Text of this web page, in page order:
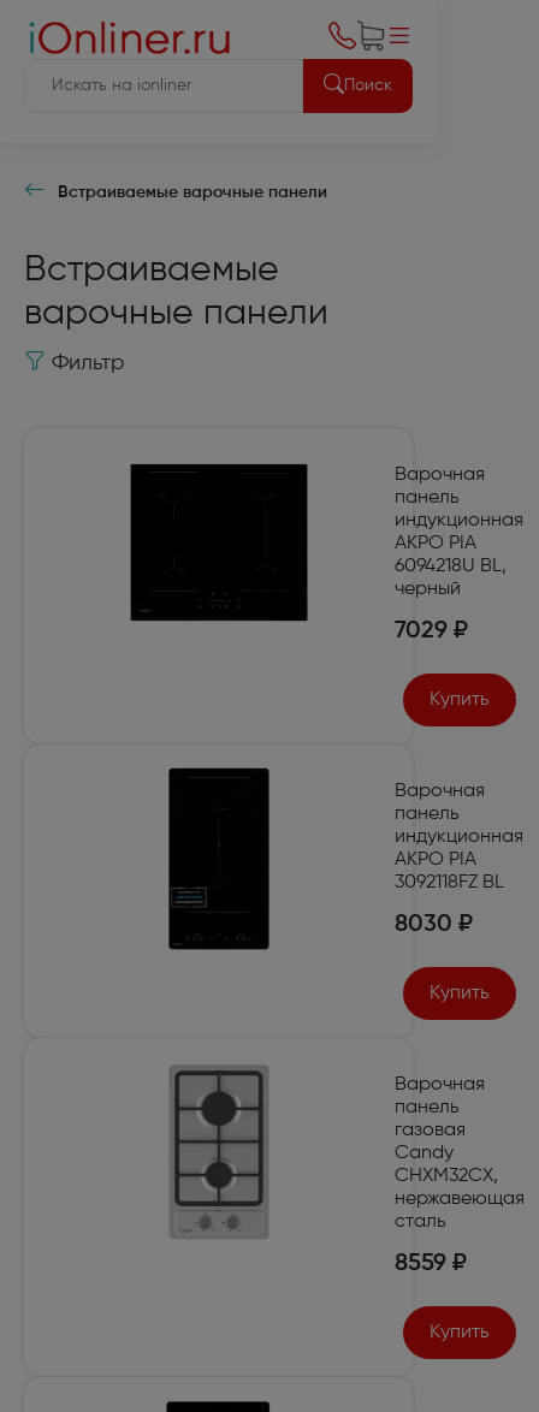
Поиск
Встраиваемые варочные панели
Встраиваемые
варочные панели
Фильтр
Варочная
панель
индукционная
AKPO PIA
6094218U BL,
черный
7029 ₽
Купить
Варочная
панель
индукционная
AKPO PIA
3092118FZ BL
8030 ₽
Купить
Варочная
панель
газовая
Candy
CHXM32CX,
нержавеющая
сталь
8559 ₽
Купить